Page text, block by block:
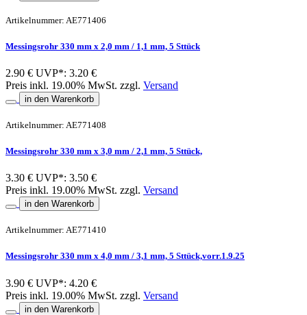
Artikelnummer: AE771406
Messingsrohr 330 mm x 2,0 mm / 1,1 mm, 5 Sttück
2.90 € UVP*: 3.20 €
Preis inkl. 19.00% MwSt. zzgl. Versand
in den Warenkorb
Artikelnummer: AE771408
Messingsrohr 330 mm x 3,0 mm / 2,1 mm, 5 Sttück,
3.30 € UVP*: 3.50 €
Preis inkl. 19.00% MwSt. zzgl. Versand
in den Warenkorb
Artikelnummer: AE771410
Messingsrohr 330 mm x 4,0 mm / 3,1 mm, 5 Sttück,vorr.1.9.25
3.90 € UVP*: 4.20 €
Preis inkl. 19.00% MwSt. zzgl. Versand
in den Warenkorb